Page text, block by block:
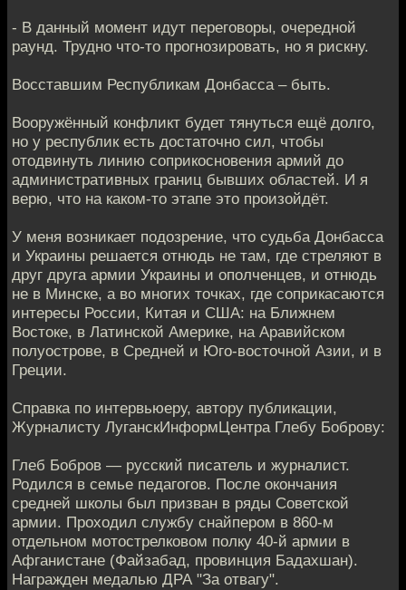
- В данный момент идут переговоры, очередной
раунд. Трудно что-то прогнозировать, но я рискну.
Восставшим Республикам Донбасса – быть.
Вооружённый конфликт будет тянуться ещё долго,
но у республик есть достаточно сил, чтобы
отодвинуть линию соприкосновения армий до
административных границ бывших областей. И я
верю, что на каком-то этапе это произойдёт.
У меня возникает подозрение, что судьба Донбасса
и Украины решается отнюдь не там, где стреляют в
друг друга армии Украины и ополченцев, и отнюдь
не в Минске, а во многих точках, где соприкасаются
интересы России, Китая и США: на Ближнем
Востоке, в Латинской Америке, на Аравийском
полуострове, в Средней и Юго-восточной Азии, и в
Греции.
Справка по интервьюеру, автору публикации,
Журналисту ЛуганскИнформЦентра Глебу Боброву:
Глеб Бобров — русский писатель и журналист.
Родился в семье педагогов. После окончания
средней школы был призван в ряды Советской
армии. Проходил службу снайпером в 860-м
отдельном мотострелковом полку 40-й армии в
Афганистане (Файзабад, провинция Бадахшан).
Награжден медалью ДРА "За отвагу".